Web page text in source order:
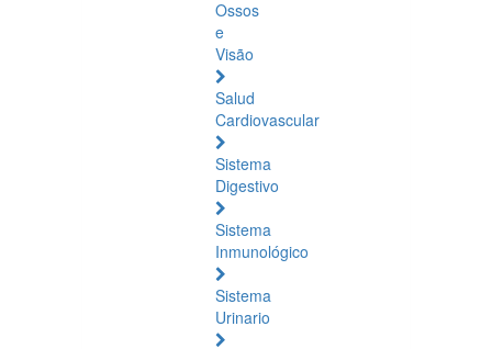
Ossos
e
Visão
Salud
Cardiovascular
Sistema
Digestivo
Sistema
Inmunológico
Sistema
Urinario